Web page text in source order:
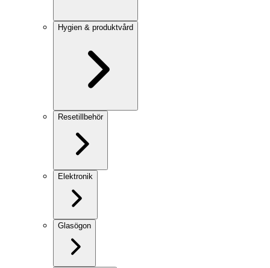
Hygien & produktvård
Resetillbehör
Elektronik
Glasögon